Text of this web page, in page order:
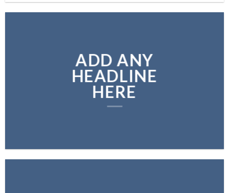
ADD ANY
HEADLINE
HERE